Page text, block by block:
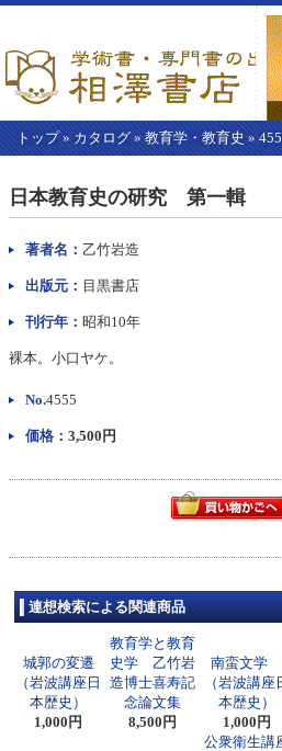
トップ» カタログ » 教育学・教育史 »
こ
か
本
日本教育史の研究 第一輯
著者名： 乙竹岩造
出版元： 目黒書店
刊行年： 昭和10年
裸本。小口ヤケ。
No.4555
価格： 3,500円
連想検索による関連商品
城郭の変遷
（岩波講座日
本歴史）
1,000円
教育学と教育
史学 乙竹岩
造博士喜寿記
念論文集
8,500円
南蛮文学
（岩波講座
本歴史）
1,000円
公衆衛生講